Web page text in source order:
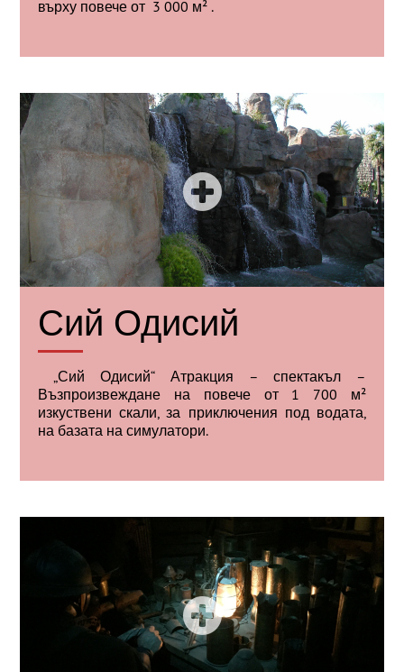
върху повече от 3 000 м² .
Сий Одисий
„Сий Одисий“ Атракция – спектакъл –
Възпроизвеждане на повече от 1 700 м²
изкуствени скали, за приключения под водата,
на базата на симулатори.